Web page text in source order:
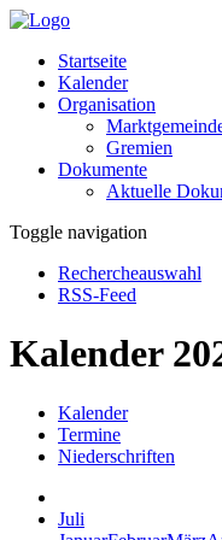
Startseite
Kalender
Organisation
Gremien
Dokumente
Aktuelle
Toggle navigation
Rechercheauswahl
RSS-Feed
Kalender
Kalender
Termine
Niederschriften
Juli